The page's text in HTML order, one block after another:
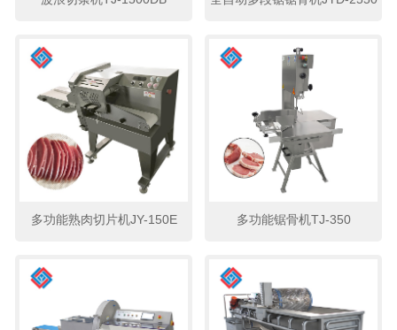
多功能熟肉切片机JY-150E 多功能锯骨机TJ-350